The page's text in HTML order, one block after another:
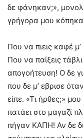
δε φάνηκαν;»,
γρήγορα μου
Που να πιεις καφέ
Που να παίξεις
απογοήτευση! Ο δε
που δε μ’ εβρισε
είπε. «Τι ήρθες;»
πατάει στο μαγαζί
πήγαν ΚΑΠΗ! Αν δε